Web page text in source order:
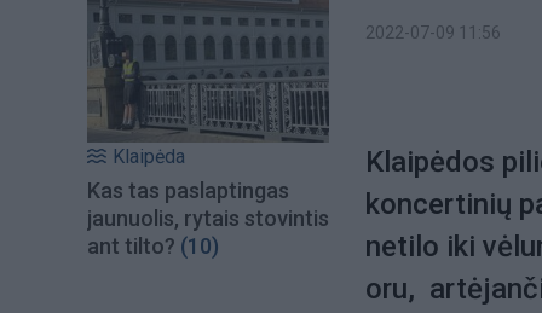
Klaipėda
Kas tas paslaptingas
jaunuolis, rytais stovintis
ant tilto? (10)
2022-07-09 11:56
Klaipėdos
koncertinių
netilo iki
oru,